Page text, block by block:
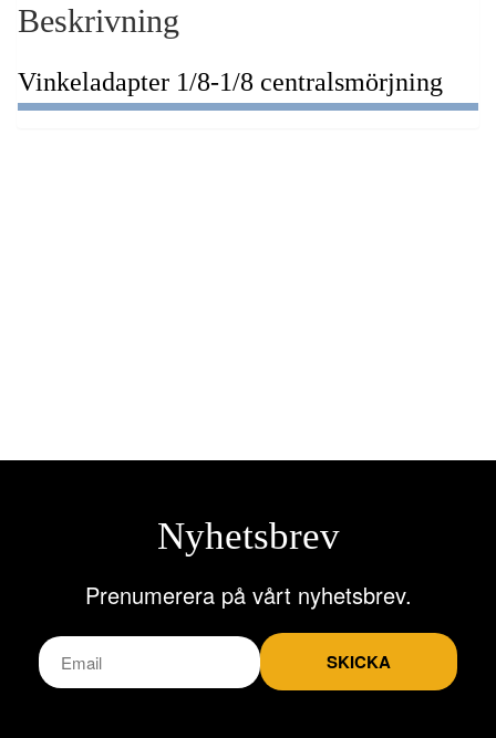
Beskrivning
Vinkeladapter 1/8-1/8 centralsmörjning
Nyhetsbrev
Prenumerera på vårt nyhetsbrev.
SKICKA